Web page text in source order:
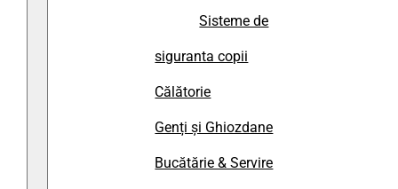
Sisteme de
siguranta copii
Călătorie
Genți și Ghiozdane
Bucătărie & Servire